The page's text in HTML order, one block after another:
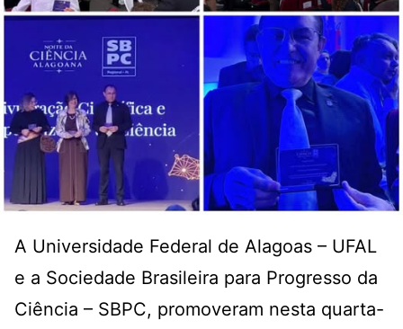
A Universidade Federal de Alagoas – UFAL
e a Sociedade Brasileira para Progresso da
Ciência – SBPC, promoveram nesta quarta-